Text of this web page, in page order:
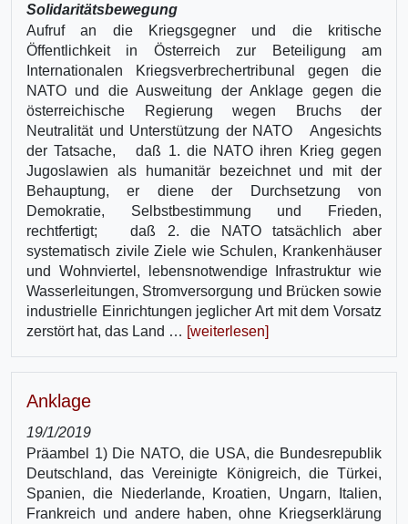
Solidaritätsbewegung
Aufruf an die Kriegsgegner und die kritische
Öffentlichkeit in Österreich zur Beteiligung am
Internationalen Kriegsverbrechertribunal gegen die
NATO und die Ausweitung der Anklage gegen die
österreichische Regierung wegen Bruchs der
Neutralität und Unterstützung der NATO Angesichts
der Tatsache, daß 1. die NATO ihren Krieg gegen
Jugoslawien als humanitär bezeichnet und mit der
Behauptung, er diene der Durchsetzung von
Demokratie, Selbstbestimmung und Frieden,
rechtfertigt; daß 2. die NATO tatsächlich aber
systematisch zivile Ziele wie Schulen, Krankenhäuser
und Wohnviertel, lebensnotwendige Infrastruktur wie
Wasserleitungen, Stromversorgung und Brücken sowie
industrielle Einrichtungen jeglicher Art mit dem Vorsatz
zerstört hat, das Land … [weiterlesen]
Anklage
19/1/2019
Präambel 1) Die NATO, die USA, die Bundesrepublik
Deutschland, das Vereinigte Königreich, die Türkei,
Spanien, die Niederlande, Kroatien, Ungarn, Italien,
Frankreich und andere haben, ohne Kriegserklärung